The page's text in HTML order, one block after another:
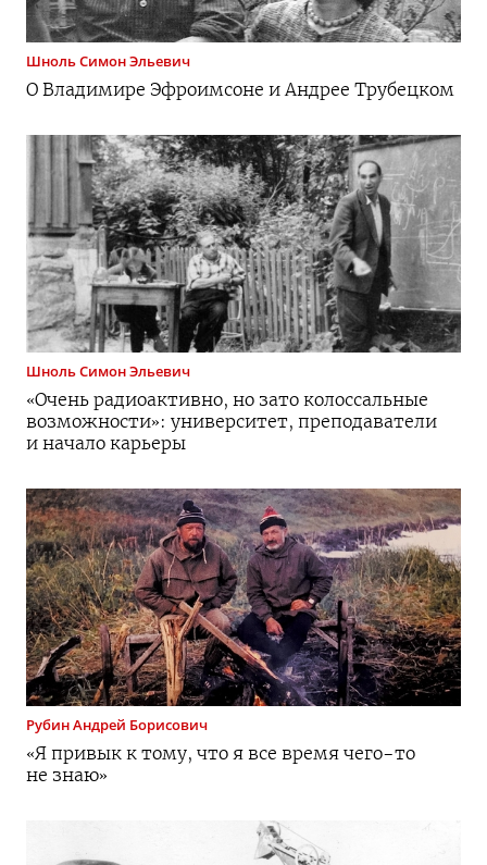
ШнольСимон Эльевич
О Владимире Эфроимсоне и Андрее Трубецком
ШнольСимон Эльевич
«Очень радиоактивно, но зато колоссальные
возможности»: университет, преподаватели
и начало карьеры
РубинАндрей Борисович
«Я привык к тому, что я все время чего-то
не знаю»